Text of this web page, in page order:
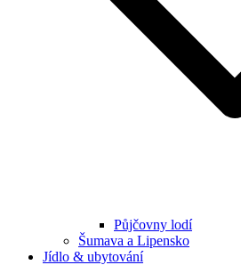
Půjčovny lodí
Šumava a Lipensko
Jídlo & ubytování